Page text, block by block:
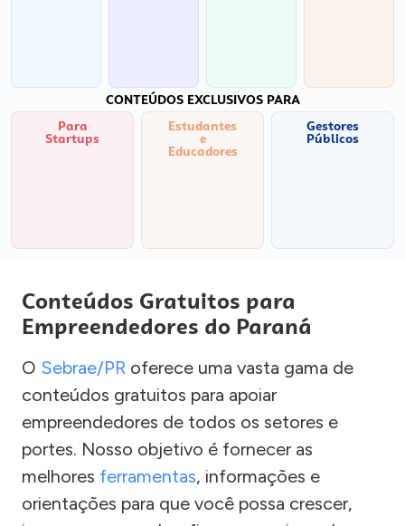
CONTEÚDOS EXCLUSIVOS PARA
Para
Startups
Estudantes
e
Educadores
Gestores
Públicos
Conteúdos Gratuitos para
Empreendedores do Paraná
O Sebrae/PR oferece uma vasta gama de
conteúdos gratuitos para apoiar
empreendedores de todos os setores e
portes. Nosso objetivo é fornecer as
melhores ferramentas, informações e
orientações para que você possa crescer,